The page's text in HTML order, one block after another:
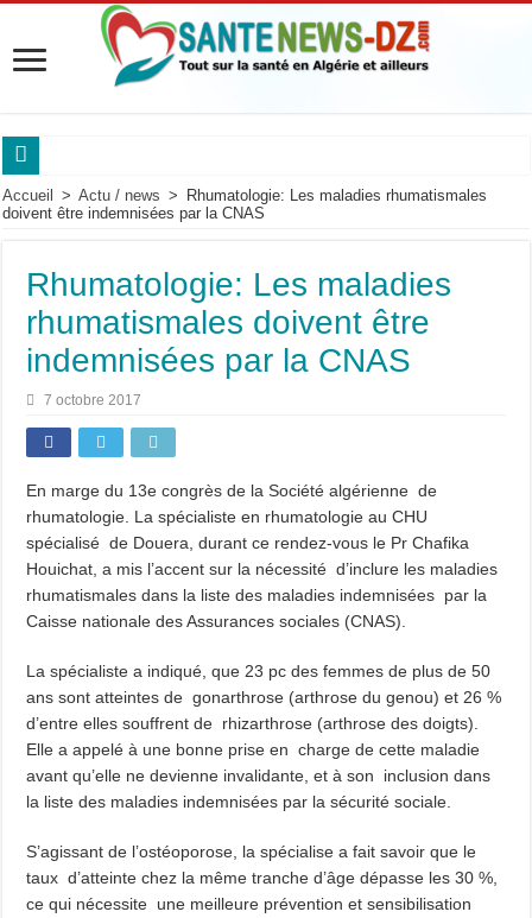
Sanofi Algérie mobilise les experts des maladies respiratoires.
Maladie de Pompe : le Pr Dammene appelle à mieux reconnaître les signes
Maladie de Pompe : les experts alertent sur l’urgence d’un diagnostic précoce
Saidal et Boehringer Ingelheim: Produire localement des traitements innovants
Pr Nouioua alerte sur les signes respiratoires qui retardent le diagnostic.
Sanofi Algérie,un engagement pour l’innovation et la souveraineté
Cancer du sein en Afrique : le Pr Adoubi Innocent souligne l’importance des
Bridge to Care : Roche Algérie renforce la coopération africaine pour améliorer
Accueil > Actu / news >
Rhumatologie: Les maladies rhumatismales
doivent être indemnisées par la CNAS
Rhumatologie: Les maladies
rhumatismales doivent être
indemnisées par la CNAS
7 octobre 2017
En marge du 13e congrès de la Société algérienne de
rhumatologie. La spécialiste en rhumatologie au CHU
spécialisé de Douera, durant ce rendez-vous le Pr Chafika
Houichat, a mis l’accent sur la nécessité d’inclure les maladies
rhumatismales dans la liste des maladies indemnisées par la
Caisse nationale des Assurances sociales (CNAS).
La spécialiste a indiqué, que 23 pc des femmes de plus de 50
ans sont atteintes de gonarthrose (arthrose du genou) et 26 %
d’entre elles souffrent de rhizarthrose (arthrose des doigts).
Elle a appelé à une bonne prise en charge de cette maladie
avant qu’elle ne devienne invalidante, et à son inclusion dans
la liste des maladies indemnisées par la sécurité sociale.
S’agissant de l’ostéoporose, la spécialise a fait savoir que le
taux d’atteinte chez la même tranche d’âge dépasse les 30 %,
ce qui nécessite une meilleure prévention et sensibilisation